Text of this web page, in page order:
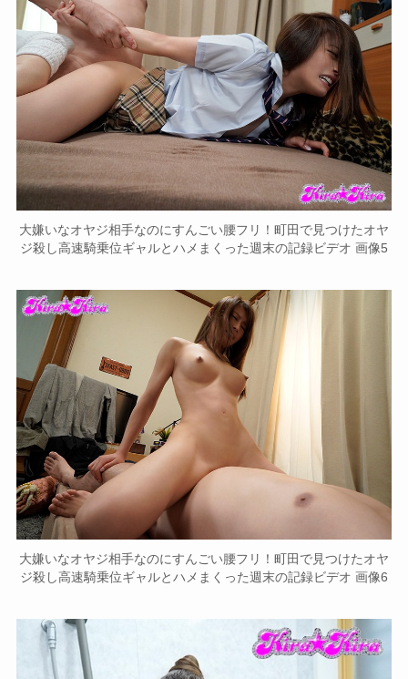
大嫌いなオヤジ相手なのにすんごい腰フリ！町田で見つけたオヤ
ジ殺し高速騎乗位ギャルとハメまくった週末の記録ビデオ 画像5
大嫌いなオヤジ相手なのにすんごい腰フリ！町田で見つけたオヤ
ジ殺し高速騎乗位ギャルとハメまくった週末の記録ビデオ 画像6